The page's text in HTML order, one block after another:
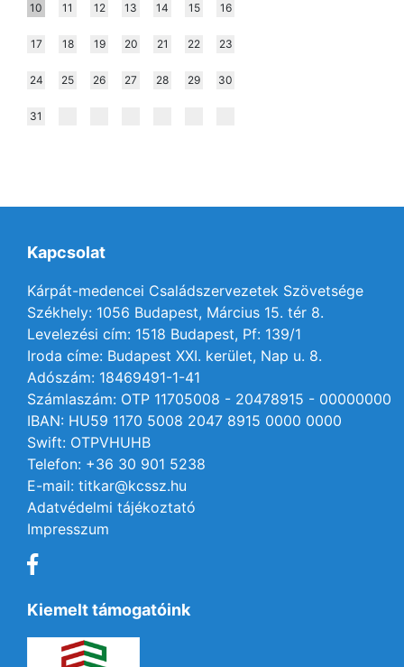
10 11 12 13 14 15 16
17 18 19 20 21 22 23
24 25 26 27 28 29 30
31
Kapcsolat
Kárpát-medencei Családszervezetek Szövetsége
Székhely: 1056 Budapest, Március 15. tér 8.
Levelezési cím: 1518 Budapest, Pf: 139/1
Iroda címe: Budapest XXI. kerület, Nap u. 8.
Adószám: 18469491-1-41
Számlaszám: OTP 11705008 - 20478915 - 00000000
IBAN: HU59 1170 5008 2047 8915 0000 0000
Swift: OTPVHUHB
Telefon: +36 30 901 5238
E-mail: titkar@kcssz.hu
Adatvédelmi tájékoztató
Impresszum
Kiemelt támogatóink